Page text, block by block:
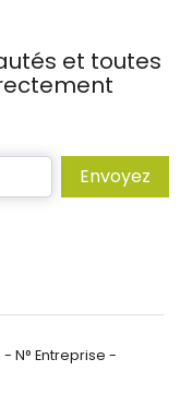
et toutes
Envoyez
N° Entreprise -